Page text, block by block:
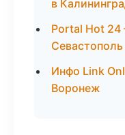
в
Portal Hot 24
Севастополь
Инфо Link
Воронеж